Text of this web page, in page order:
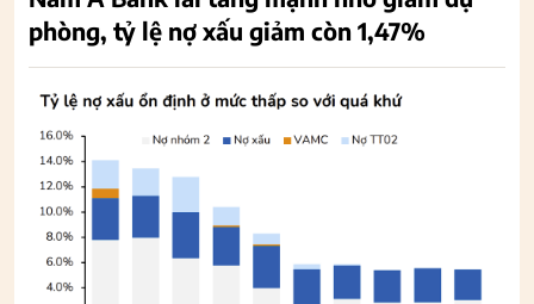
phòng, tỷ lệ nợ xấu giảm còn 1,47%